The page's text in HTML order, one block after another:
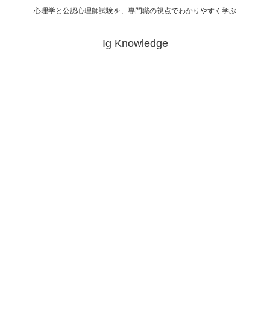
心理学と公認心理師試験を、専門職の視点でわかりやすく学ぶ
Ig Knowledge